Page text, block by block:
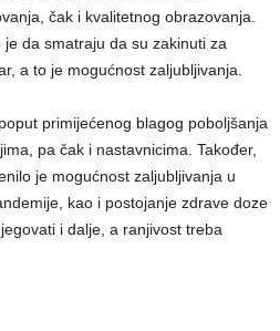
čak i kvalitetnog obrazovanja.
da smatraju da su zakinuti za
a to je mogućnost zaljubljivanja.
primijećenog blagog poboljšanja
pa čak i nastavnicima. Također,
je mogućnost zaljubljivanja u
kao i postojanje zdrave doze
i dalje, a ranjivost treba